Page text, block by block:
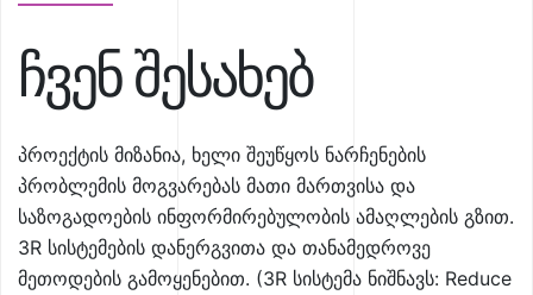
ჩვენ შესახებ
პროექტის მიზანია, ხელი შეუწყოს ნარჩენების
პრობლემის მოგვარებას მათი მართვისა და
საზოგადოების ინფორმირებულობის ამაღლების გზით.
3R სისტემების დანერგვითა და თანამედროვე
მეთოდების გამოყენებით. (3R სისტემა ნიშნავს: Reduce